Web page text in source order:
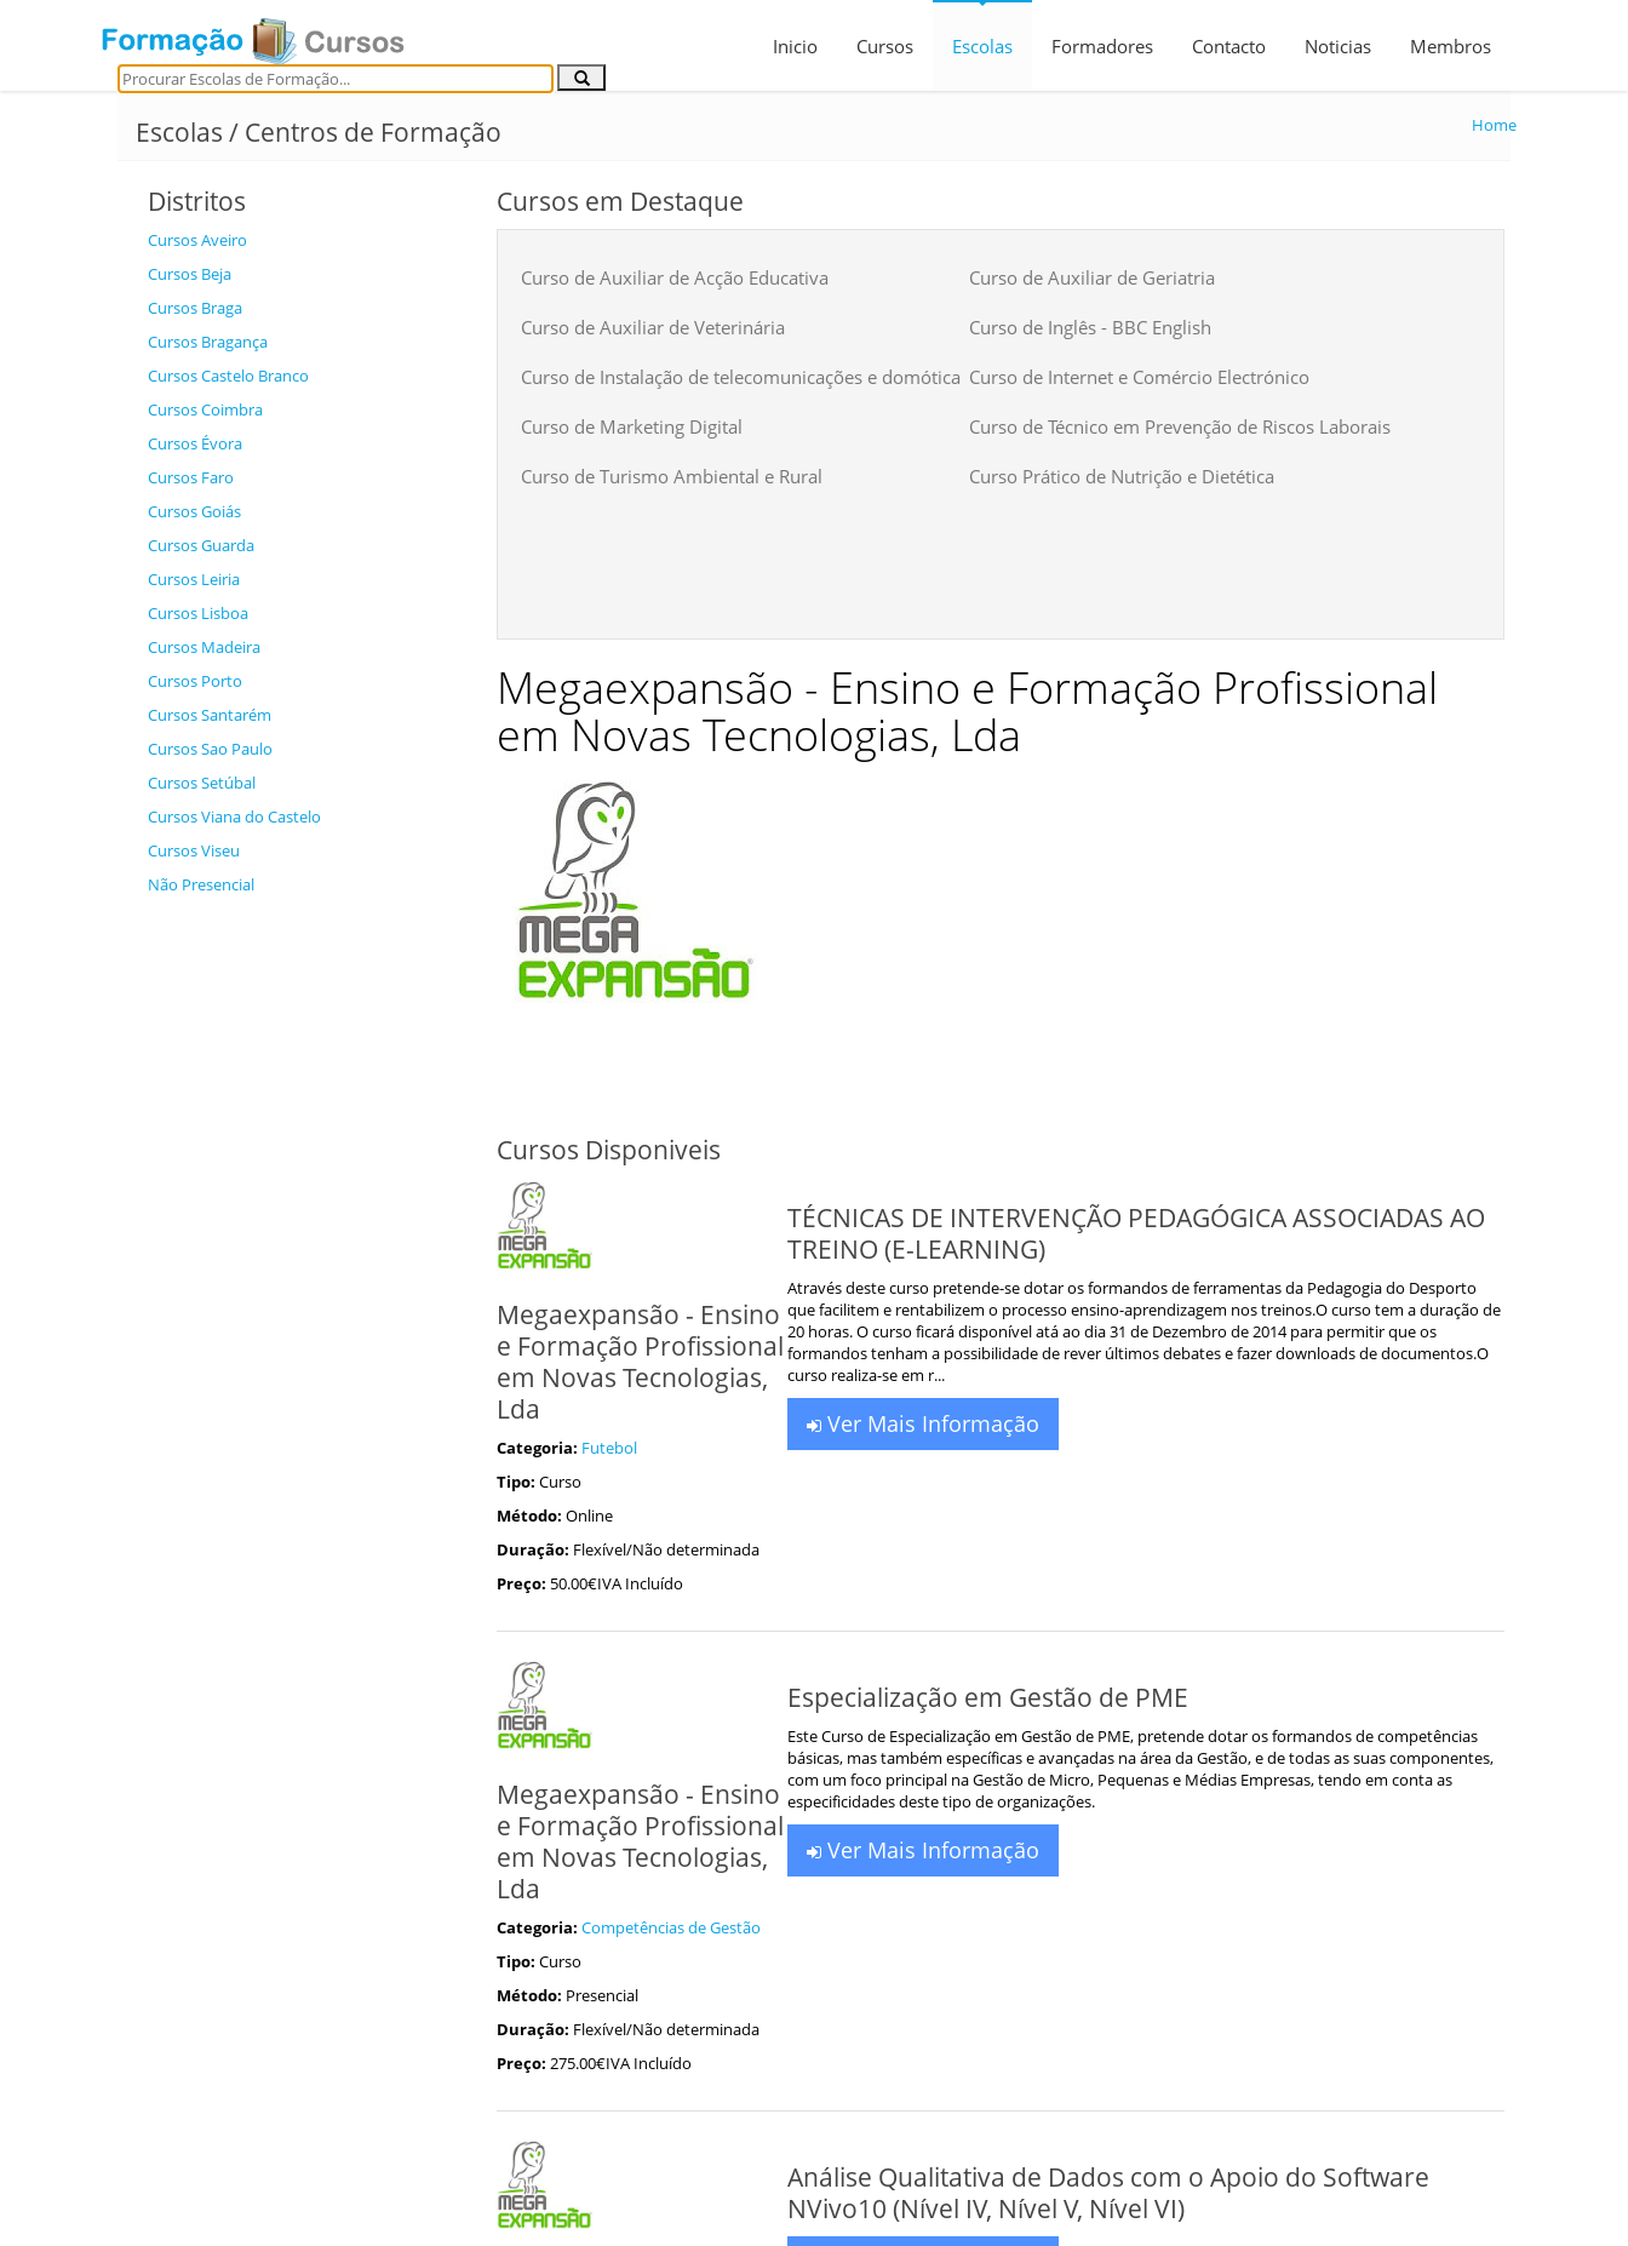
Inicio Cursos Escolas Formadores Contacto Noticias Membros
Escolas / Centros de Formação Home
Distritos
Cursos Aveiro
Cursos Beja
Cursos Braga
Cursos Bragança
Cursos Castelo Branco
Cursos Coimbra
Cursos Évora
Cursos Faro
Cursos Goiás
Cursos Guarda
Cursos Leiria
Cursos Lisboa
Cursos Madeira
Cursos Porto
Cursos Santarém
Cursos Sao Paulo
Cursos Setúbal
Cursos Viana do Castelo
Cursos Viseu
Não Presencial
Cursos em Destaque
Curso de Auxiliar de Acção Educativa Curso de Auxiliar de Geriatria
Curso de Auxiliar de Veterinária Curso de Inglês - BBC English
Curso de Instalação de telecomunicações e domótica Curso de Internet e Comércio Electrónico
Curso de Marketing Digital Curso de Técnico em Prevenção de Riscos Laborais
Curso de Turismo Ambiental e Rural Curso Prático de Nutrição e Dietética
Megaexpansão - Ensino e Formação Profissional
em Novas Tecnologias, Lda
Cursos Disponiveis
Megaexpansão - Ensino
e Formação Profissional
em Novas Tecnologias,
Lda
Categoria: Futebol
Tipo: Curso
Método: Online
Duração: Flexível/Não determinada
Preço: 50.00€IVA Incluído
TÉCNICAS DE INTERVENÇÃO PEDAGÓGICA ASSOCIADAS AO
TREINO (E-LEARNING)
Através deste curso pretende-se dotar os formandos de ferramentas da Pedagogia do Desporto
que facilitem e rentabilizem o processo ensino-aprendizagem nos treinos.O curso tem a duração de
20 horas. O curso ficará disponível atá ao dia 31 de Dezembro de 2014 para permitir que os
formandos tenham a possibilidade de rever últimos debates e fazer downloads de documentos.O
curso realiza-se em r...
Ver Mais Informação
Megaexpansão - Ensino
e Formação Profissional
em Novas Tecnologias,
Lda
Categoria: Competências de Gestão
Tipo: Curso
Método: Presencial
Duração: Flexível/Não determinada
Preço: 275.00€IVA Incluído
Especialização em Gestão de PME
Este Curso de Especialização em Gestão de PME, pretende dotar os formandos de competências
básicas, mas também específicas e avançadas na área da Gestão, e de todas as suas componentes,
com um foco principal na Gestão de Micro, Pequenas e Médias Empresas, tendo em conta as
especificidades deste tipo de organizações.
Ver Mais Informação
Análise Qualitativa de Dados com o Apoio do Software
NVivo10 (Nível IV, Nível V, Nível VI)